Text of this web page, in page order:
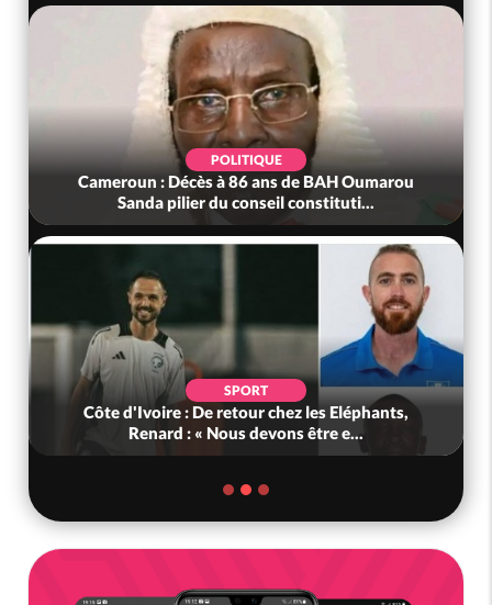
POLITIQUE
Cameroun : Décès à 86 ans de BAH Oumarou
Sanda pilier du conseil constituti...
SPORT
Côte d'Ivoire : De retour chez les Eléphants,
Renard : « Nous devons être e...